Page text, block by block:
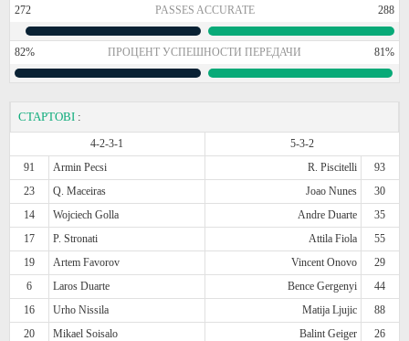
272 PASSES ACCURATE 288
82% ПРОЦЕНТ УСПЕШНОСТИ ПЕРЕДАЧИ 81%
СТАРТОВІ :
4-2-3-1
5-3-2
91
Armin Pecsi R. Piscitelli
93
23
Q. Maceiras Joao Nunes
30
14
Wojciech Golla Andre Duarte
35
17
P. Stronati Attila Fiola
55
19
Artem Favorov Vincent Onovo
29
6
Laros Duarte Bence Gergenyi
44
16
Urho Nissila Matija Ljujic
88
20
Mikael Soisalo Balint Geiger
26